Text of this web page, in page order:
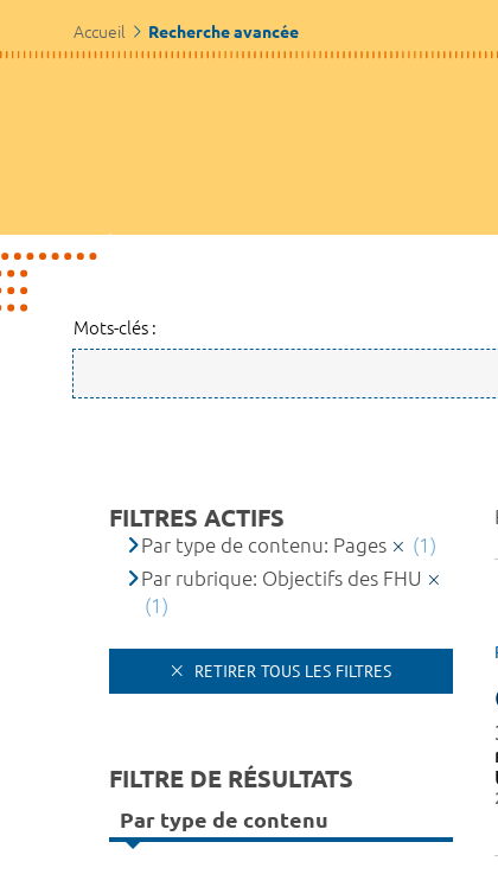
Accueil Recherche avancée
Mots-clés :
FILTRES ACTIFS
Par type de contenu: Pages
(1)
Par rubrique: Objectifs des FHU
(1)
RETIRER TOUS LES FILTRES
FILTRE DE RÉSULTATS
Par type de contenu